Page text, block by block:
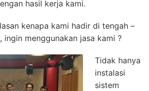
hasil kerja kami.
kenapa kami hadir di tengah –
ingin menggunakan jasa kami ?
Tidak hanya
instalasi
sistem